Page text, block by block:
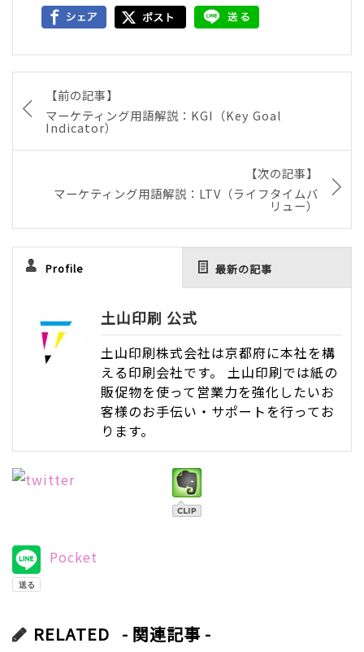
【前の記事】
マーケティング用語解説：KGI（Key Goal
Indicator）
【次の記事】
マーケティング用語解説：LTV（ライフタイムバ
リュー）
Profile 最新の記事
土山印刷 公式
土山印刷株式会社は京都府に本社を構
える印刷会社です。 土山印刷では紙の
販促物を使って営業力を強化したいお
客様のお手伝い・サポートを行ってお
ります。
Pocket
RELATED - 関連記事 -